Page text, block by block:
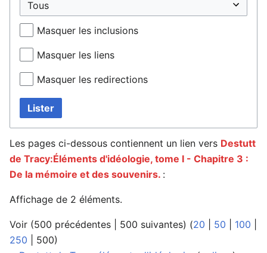
Masquer les inclusions
Masquer les liens
Masquer les redirections
Lister
Les pages ci-dessous contiennent un lien vers Destutt
de Tracy:Éléments d'idéologie, tome I - Chapitre 3 :
De la mémoire et des souvenirs. :
Affichage de 2 éléments.
Voir (500 précédentes 500 suivantes) (20 50 100
250
500)